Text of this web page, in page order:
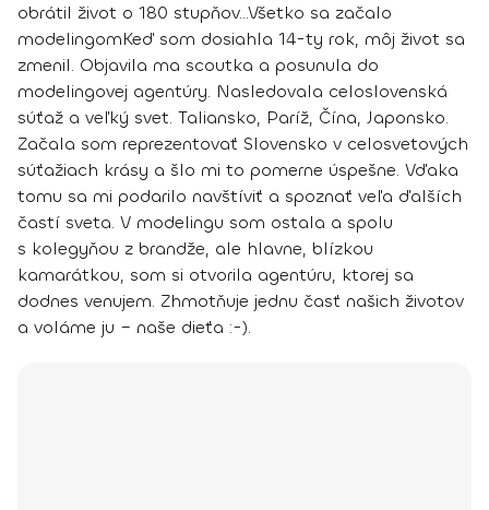
obrátil život o 180 stupňov...Všetko sa začalo
modelingomKeď som dosiahla 14-ty rok, môj život sa
zmenil. Objavila ma scoutka a posunula do
modelingovej agentúry. Nasledovala celoslovenská
súťaž a veľký svet. Taliansko, Paríž, Čína, Japonsko.
Začala som reprezentovať Slovensko v celosvetových
súťažiach krásy a šlo mi to pomerne úspešne. Vďaka
tomu sa mi podarilo navštíviť a spoznať veľa ďalších
častí sveta. V modelingu som ostala a spolu
s kolegyňou z brandže, ale hlavne, blízkou
kamarátkou, som si otvorila agentúru, ktorej sa
dodnes venujem. Zhmotňuje jednu časť našich životov
a voláme ju – naše dieťa :-).